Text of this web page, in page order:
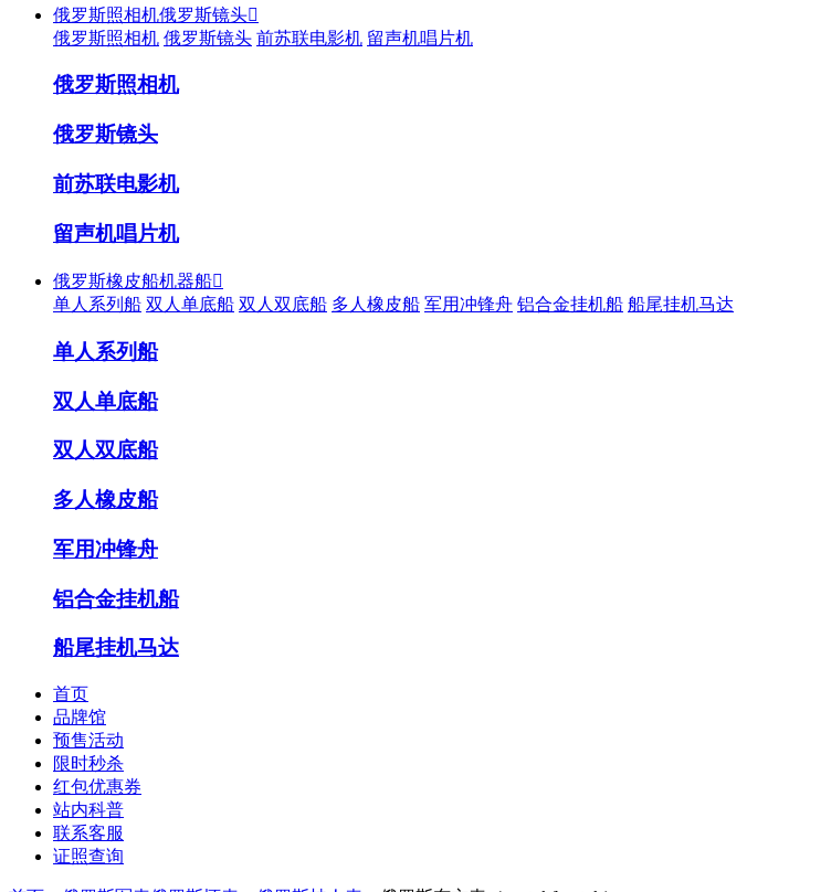
俄罗斯照相机俄罗斯镜头
俄罗斯照相机 俄罗斯镜头 前苏联电影机 留声机唱片机
俄罗斯照相机
俄罗斯镜头
前苏联电影机
留声机唱片机
俄罗斯橡皮船机器船
单人系列船 双人单底船 双人双底船 多人橡皮船 军用冲锋舟 铝合金挂机船 船尾挂机马达
单人系列船
双人单底船
双人双底船
多人橡皮船
军用冲锋舟
铝合金挂机船
船尾挂机马达
首页
品牌馆
预售活动
限时秒杀
红包优惠券
站内科普
联系客服
证照查询